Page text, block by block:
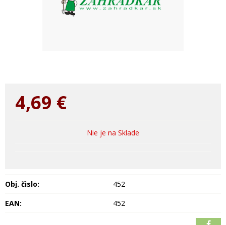
4,69 €
Nie je na Sklade
Obj. čislo:
452
EAN:
452